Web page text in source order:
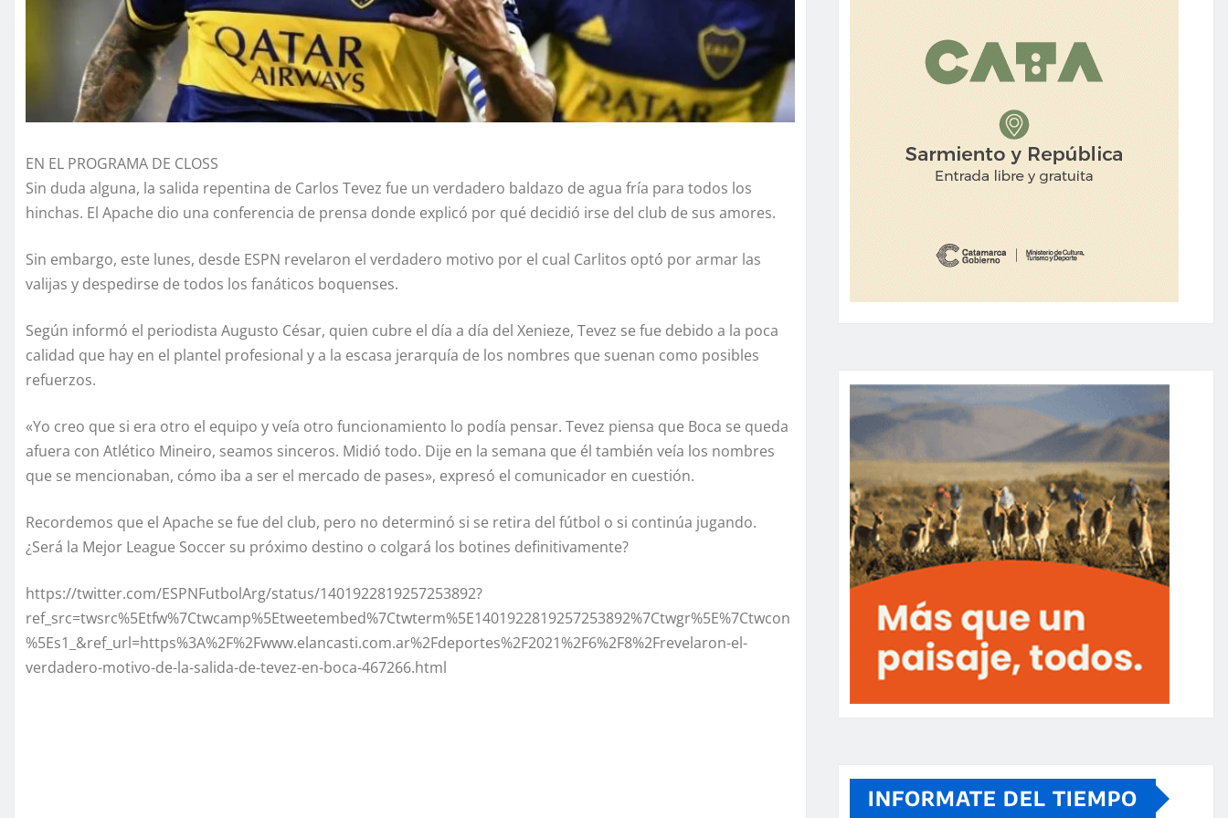
EN EL PROGRAMA DE CLOSS
Sin duda alguna, la salida repentina de Carlos Tevez fue un verdadero baldazo de agua fría para todos los
hinchas. El Apache dio una conferencia de prensa donde explicó por qué decidió irse del club de sus amores.
Sin embargo, este lunes, desde ESPN revelaron el verdadero motivo por el cual Carlitos optó por armar las
valijas y despedirse de todos los fanáticos boquenses.
Según informó el periodista Augusto César, quien cubre el día a día del Xenieze, Tevez se fue debido a la poca
calidad que hay en el plantel profesional y a la escasa jerarquía de los nombres que suenan como posibles
refuerzos.
«Yo creo que si era otro el equipo y veía otro funcionamiento lo podía pensar. Tevez piensa que Boca se queda
afuera con Atlético Mineiro, seamos sinceros. Midió todo. Dije en la semana que él también veía los nombres
que se mencionaban, cómo iba a ser el mercado de pases», expresó el comunicador en cuestión.
Recordemos que el Apache se fue del club, pero no determinó si se retira del fútbol o si continúa jugando.
¿Será la Mejor League Soccer su próximo destino o colgará los botines definitivamente?
https://twitter.com/ESPNFutbolArg/status/1401922819257253892?
ref_src=twsrc%5Etfw%7Ctwcamp%5Etweetembed%7Ctwterm%5E1401922819257253892%7Ctwgr%5E%7Ctwcon
%5Es1_&ref_url=https%3A%2F%2Fwww.elancasti.com.ar%2Fdeportes%2F2021%2F6%2F8%2Frevelaron-el-
verdadero-motivo-de-la-salida-de-tevez-en-boca-467266.html
INFORMATE DEL TIEMPO